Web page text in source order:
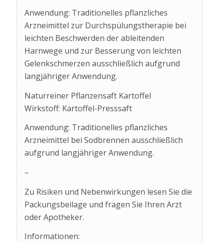
Anwendung: Traditionelles pflanzliches
Arzneimittel zur Durchspülungstherapie bei
leichten Beschwerden der ableitenden
Harnwege und zur Besserung von leichten
Gelenkschmerzen ausschließlich aufgrund
langjähriger Anwendung.
Naturreiner Pflanzensaft Kartoffel
Wirkstoff: Kartoffel-Presssaft
Anwendung: Traditionelles pflanzliches
Arzneimittel bei Sodbrennen ausschließlich
aufgrund langjähriger Anwendung.
–
Zu Risiken und Nebenwirkungen lesen Sie die
Packungsbeilage und fragen Sie Ihren Arzt
oder Apotheker.
Informationen: